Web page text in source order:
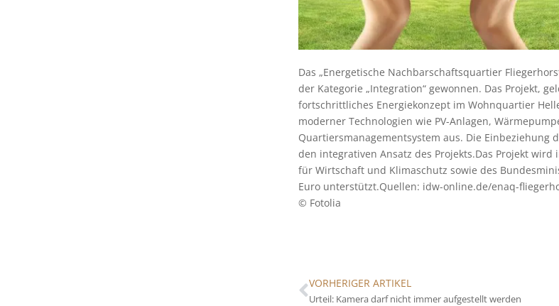
Das „Energetische Nachbarschaftsquartier
der Kategorie „Integration“ gewonnen. Das Projekt,
fortschrittliches Energiekonzept im Wohnquartier
moderner Technologien wie PV-Anlagen,
Quartiersmanagementsystem aus. Die
den integrativen Ansatz des Projekts.Das Projekt
für Wirtschaft und Klimaschutz sowie des
Euro unterstützt.Quellen: idw-online.de/enaq-
© Fotolia
VORHERIGER ARTIKEL
Urteil: Kamera darf nicht immer aufgestellt werden